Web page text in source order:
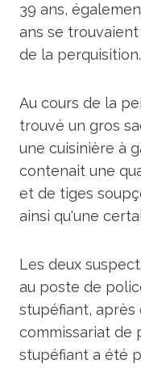
39 ans,
ans se
de la perquisition.
Au cours de la
trouvé un gros
une cuisinière à
contenait une
et de tiges
ainsi qu'une
Les deux
au poste de
stupéfiant, après
commissariat de
stupéfiant a été